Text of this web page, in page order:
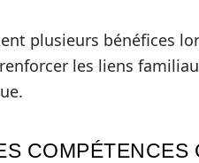
plusieurs bénéfices
les liens
COMPÉTENCES